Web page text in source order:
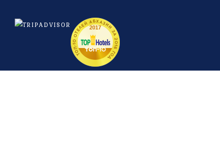
2017
топ-10
ТОП-10 ОТЕЛЕЙ АБХАЗИИ ЗА 2016 ГОД